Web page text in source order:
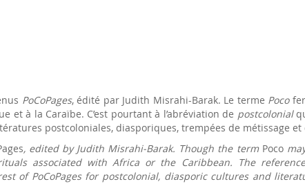
PoCoPages, édité par Judith Misrahi-Barak. Le terme Poco
et à la Caraïbe. C’est pourtant à l’abréviation de postcolonial
postcoloniales, diasporiques, trempées de métissage
, edited by Judith Misrahi-Barak. Though the term Poco
associated with Africa or the Caribbean. The
of PoCoPagesfor postcolonial, diasporic cultures and